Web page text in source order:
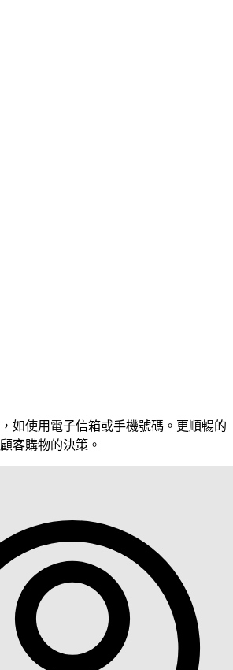
如使用電子信箱或手機號碼。更順暢的
客購物的決策。